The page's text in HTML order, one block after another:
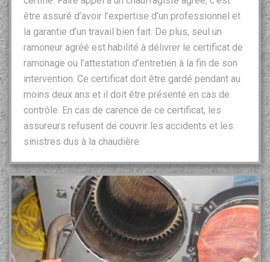
être assuré d’avoir l’expertise d’un professionnel et
la garantie d’un travail bien fait. De plus, seul un
ramoneur agréé est habilité à délivrer le certificat de
ramonage ou l’attestation d’entretien à la fin de son
intervention. Ce certificat doit être gardé pendant au
moins deux ans et il doit être présenté en cas de
contrôle. En cas de carence de ce certificat, les
assureurs refusent de couvrir les accidents et les
sinistres dus à la chaudière.